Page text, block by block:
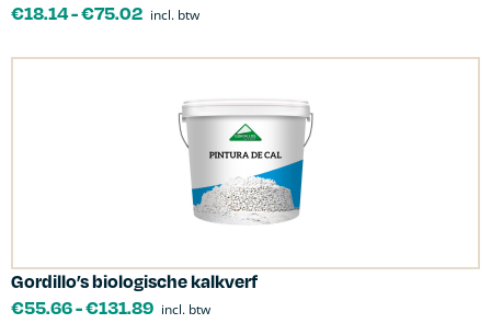
€18.14-€75.02 incl. btw
Gordillo’s biologische kalkverf
€55.66-€131.89 incl. btw